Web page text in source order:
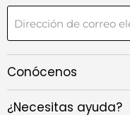
Dirección de correo
Conócenos
¿Necesitas ayuda?